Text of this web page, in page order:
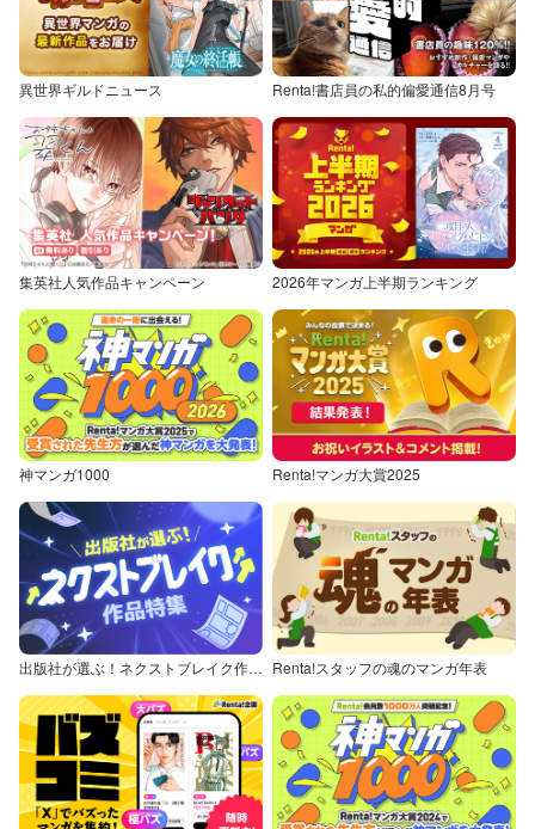
異世界ギルドニュース Renta!書店員の私的偏愛通信8月号
集英社人気作品キャンペーン 2026年マンガ上半期ランキング
神マンガ1000 Renta!マンガ大賞2025
出版社が選ぶ！ネクストブレイク作品特集 Renta!スタッフの魂のマンガ年表